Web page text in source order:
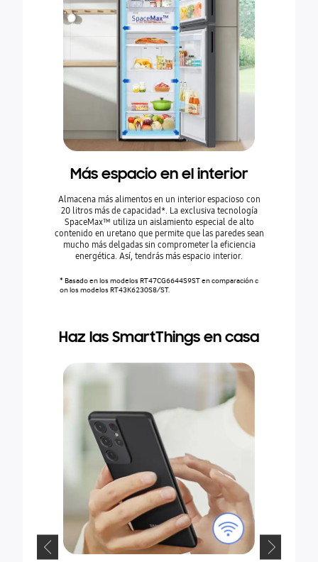
Más espacio en el interior
Almacena más alimentos en un interior espacioso con
20 litros más de capacidad*. La exclusiva tecnología
SpaceMax™ utiliza un aislamiento especial de alto
contenido en uretano que permite que las paredes sean
mucho más delgadas sin comprometer la eficiencia
energética. Así, tendrás más espacio interior.
* Basado en los modelos RT47CG6644S9ST en comparación c
on los modelos RT43K6230S8/ST.
Haz las SmartThings en casa